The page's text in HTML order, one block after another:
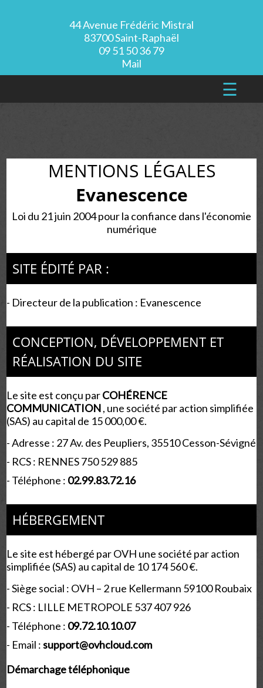
44 Avenue Frédéric Mistral
83700 Saint-Raphaël
09 51 50 36 79
Mail
☰
MENTIONS LÉGALES
Evanescence
Loi du 21 juin 2004 pour la confiance dans l'économie
numérique
SITE ÉDITÉ PAR :
- Directeur de la publication : Evanescence
CONCEPTION, DÉVELOPPEMENT ET
RÉALISATION DU SITE
Le site est conçu parCOHÉRENCE
COMMUNICATION, une société par action simplifiée
(SAS) au capital de 15 000,00 €.
-Adresse : 27 Av. des Peupliers, 35510 Cesson-Sévigné
- RCS : RENNES 750 529 885
- Téléphone : 02.99.83.72.16
HÉBERGEMENT
Le site est hébergé parOVH une société par action
simplifiée (SAS) au capital de 10 174 560 €.
-Siège social : OVH – 2 rue Kellermann 59100 Roubaix
- RCS : LILLE METROPOLE 537 407 926
- Téléphone : 09.72.10.10.07
- Email :support@ovhcloud.com
Démarchage téléphonique